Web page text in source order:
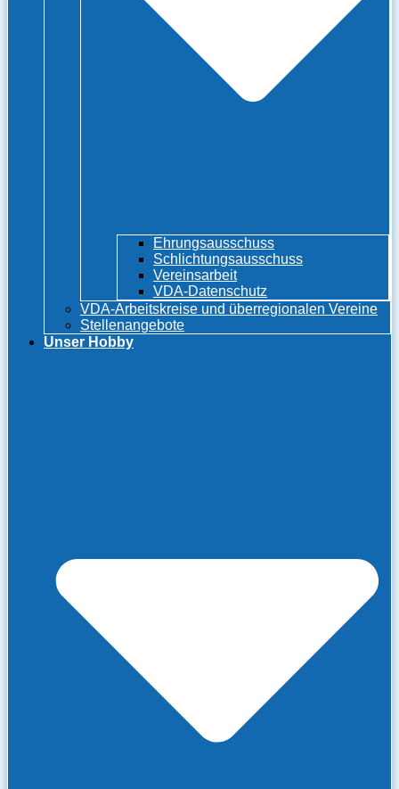
Ehrungsausschuss
Schlichtungsausschuss
Vereinsarbeit
VDA-Datenschutz
VDA-Arbeitskreise und überregionalen Vereine
Stellenangebote
Unser Hobby